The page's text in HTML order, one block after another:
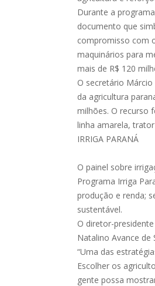
Durante a
documento que
compromisso com
maquinários para
mais de R$ 120
O secretário
da agricultura
milhões. O recurso
linha amarela,
IRRIGA PARANÁ
O painel sobre
Programa Irriga
produção e renda;
sustentável.
O diretor-
Natalino Avance de
“Uma das
Escolher os
gente possa